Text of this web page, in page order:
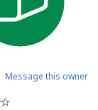
Message this owner